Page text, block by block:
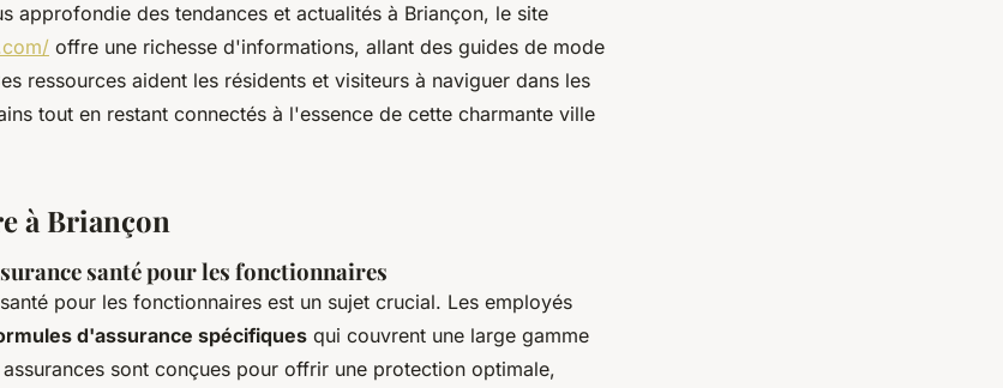
approfondie des tendances et actualités à Briançon, le site
offre une richesse d'informations, allant des guides de mode
ressources aident les résidents et visiteurs à naviguer dans les
tout en restant connectés à l'essence de cette charmante ville
à Briançon
santé pour les fonctionnaires
pour les fonctionnaires est un sujet crucial. Les employés
d'assurance spécifiques qui couvrent une large gamme
sont conçues pour offrir une protection optimale,